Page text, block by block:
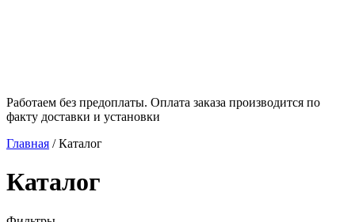
Работаем без предоплаты. Оплата заказа производится по
факту доставки и установки
Главная /Каталог
Каталог